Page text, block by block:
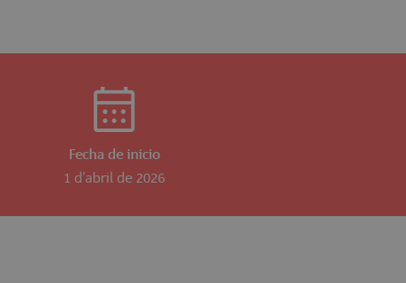
Fecha de inicio
1 d’abril de 2026